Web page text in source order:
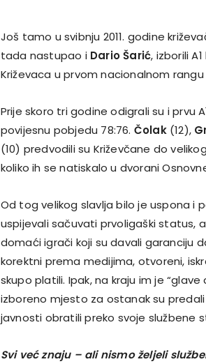
Još tamo u svibnju 2011. godine
tada nastupao i Dario Šarić, izborili
Križevaca u prvom nacionalnom
Prije skoro tri godine odigrali su i prvu
povijesnu pobjedu 78:76. Čolak(12),
(10) predvodili su Križevčane do
koliko ih se natiskalo u dvorani
Od tog velikog slavlja bilo je uspona i
uspijevali sačuvati prvoligaški status,
domaći igrači koji su davali garanciju
korektni prema medijima, otvoreni,
skupo platili. Ipak, na kraju im je
izboreno mjesto za ostanak su predali
javnosti obratili preko svoje službene
Svi već znaju – ali nismo željeli